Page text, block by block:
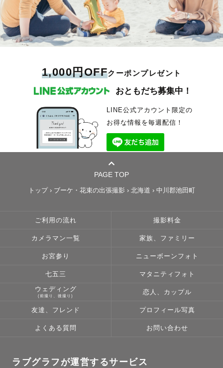
1,000円OFFクーポンプレゼント
おともだち募集中！
LINE公式アカウント限定の
お得な情報を毎週配信！
PAGE TOP
トップ› ブーケ・花束の出張撮影 › 北海道 › 中川郡池田町
ご利用の流れ 撮影料金
カメラマン一覧 家族、ファミリー
お宮参り ニューボーンフォト
七五三 マタニティフォト
ウェディング
(前撮り、後撮り)
恋人、カップル
友達、フレンド プロフィール写真
よくある質問 お問い合わせ
ラブグラフが運営するサービス